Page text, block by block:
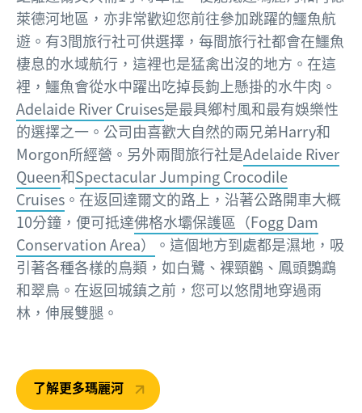
萊德河地區，亦非常歡迎您前往參加跳躍的鱷魚航
遊。有3間旅行社可供選擇，每間旅行社都會在鱷魚
棲息的水域航行，這裡也是猛禽出沒的地方。在這
裡，鱷魚會從水中躍出吃掉長鉤上懸掛的水牛肉。
Adelaide River Cruises是最具鄉村風和最有娛樂性
的選擇之一。公司由喜歡大自然的兩兄弟Harry和
Morgon所經營。另外兩間旅行社是Adelaide River
Queen和Spectacular Jumping Crocodile
Cruises 。在返回達爾文的路上，沿著公路開車大概
10分鐘，便可抵達佛格水壩保護區（Fogg Dam
Conservation Area）
。這個地方到處都是濕地，吸
引著各種各樣的鳥類，如白鷺、裸頸鸛、鳳頭鸚鵡
和翠鳥。在返回城鎮之前，您可以悠閒地穿過雨
林，伸展雙腿。
了解更多瑪麗河